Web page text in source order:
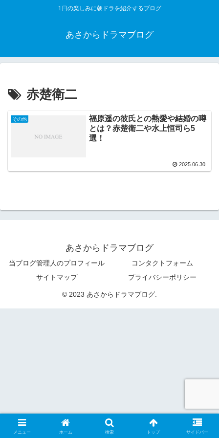
1日の楽しみに朝ドラを紹介するブログ
あさからドラマブログ
赤楚衛二
その他
福原遥の彼氏との熱愛や結婚の噂
とは？赤楚衛二や水上恒司ら5
選！
2025.06.30
あさからドラマブログ
当ブログ管理人のプロフィール
コンタクトフォーム
サイトマップ
プライバシーポリシー
© 2023 あさからドラマブログ.
メニュー ホーム 検索 トップ サイドバー